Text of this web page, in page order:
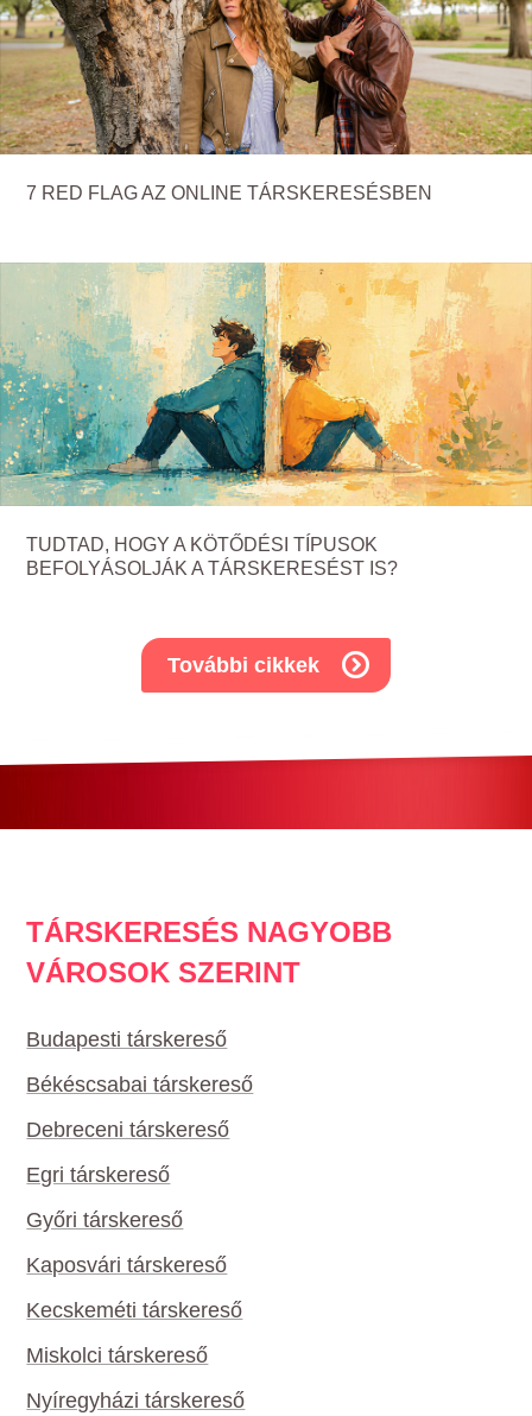
7 RED FLAG AZ ONLINE TÁRSKERESÉSBEN
TUDTAD, HOGY A KÖTŐDÉSI TÍPUSOK
BEFOLYÁSOLJÁK A TÁRSKERESÉST IS?
További cikkek
TÁRSKERESÉS NAGYOBB
VÁROSOK SZERINT
Budapesti társkereső
Békéscsabai társkereső
Debreceni társkereső
Egri társkereső
Győri társkereső
Kaposvári társkereső
Kecskeméti társkereső
Miskolci társkereső
Nyíregyházi társkereső